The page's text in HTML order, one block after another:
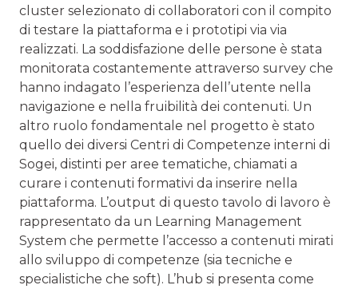
cluster selezionato di collaboratori con il compito
di testare la piattaforma e i prototipi via via
realizzati. La soddisfazione delle persone è stata
monitorata costantemente attraverso survey che
hanno indagato l’esperienza dell’utente nella
navigazione e nella fruibilità dei contenuti. Un
altro ruolo fondamentale nel progetto è stato
quello dei diversi Centri di Competenze interni di
Sogei, distinti per aree tematiche, chiamati a
curare i contenuti formativi da inserire nella
piattaforma. L’output di questo tavolo di lavoro è
rappresentato da un Learning Management
System che permette l’accesso a contenuti mirati
allo sviluppo di competenze (sia tecniche e
specialistiche che soft). L’hub si presenta come